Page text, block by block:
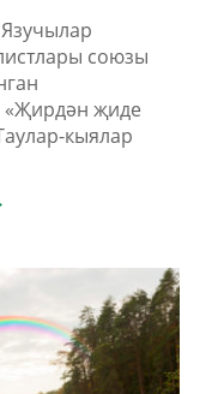
союзы
«Җирдән җиде
кыялар